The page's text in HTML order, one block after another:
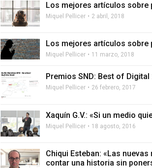
Los mejores artículos sobre
Miquel Pellicer 2 abril, 2018
Los mejores artículos sobre
Miquel Pellicer 11 marzo, 2018
Premios SND: Best of Digital
Miquel Pellicer 26 febrero, 2017
Xaquín G.V.: «Si un medio
Miquel Pellicer 18 agosto, 2016
Chiqui Esteban: «Las
contar una historia sin